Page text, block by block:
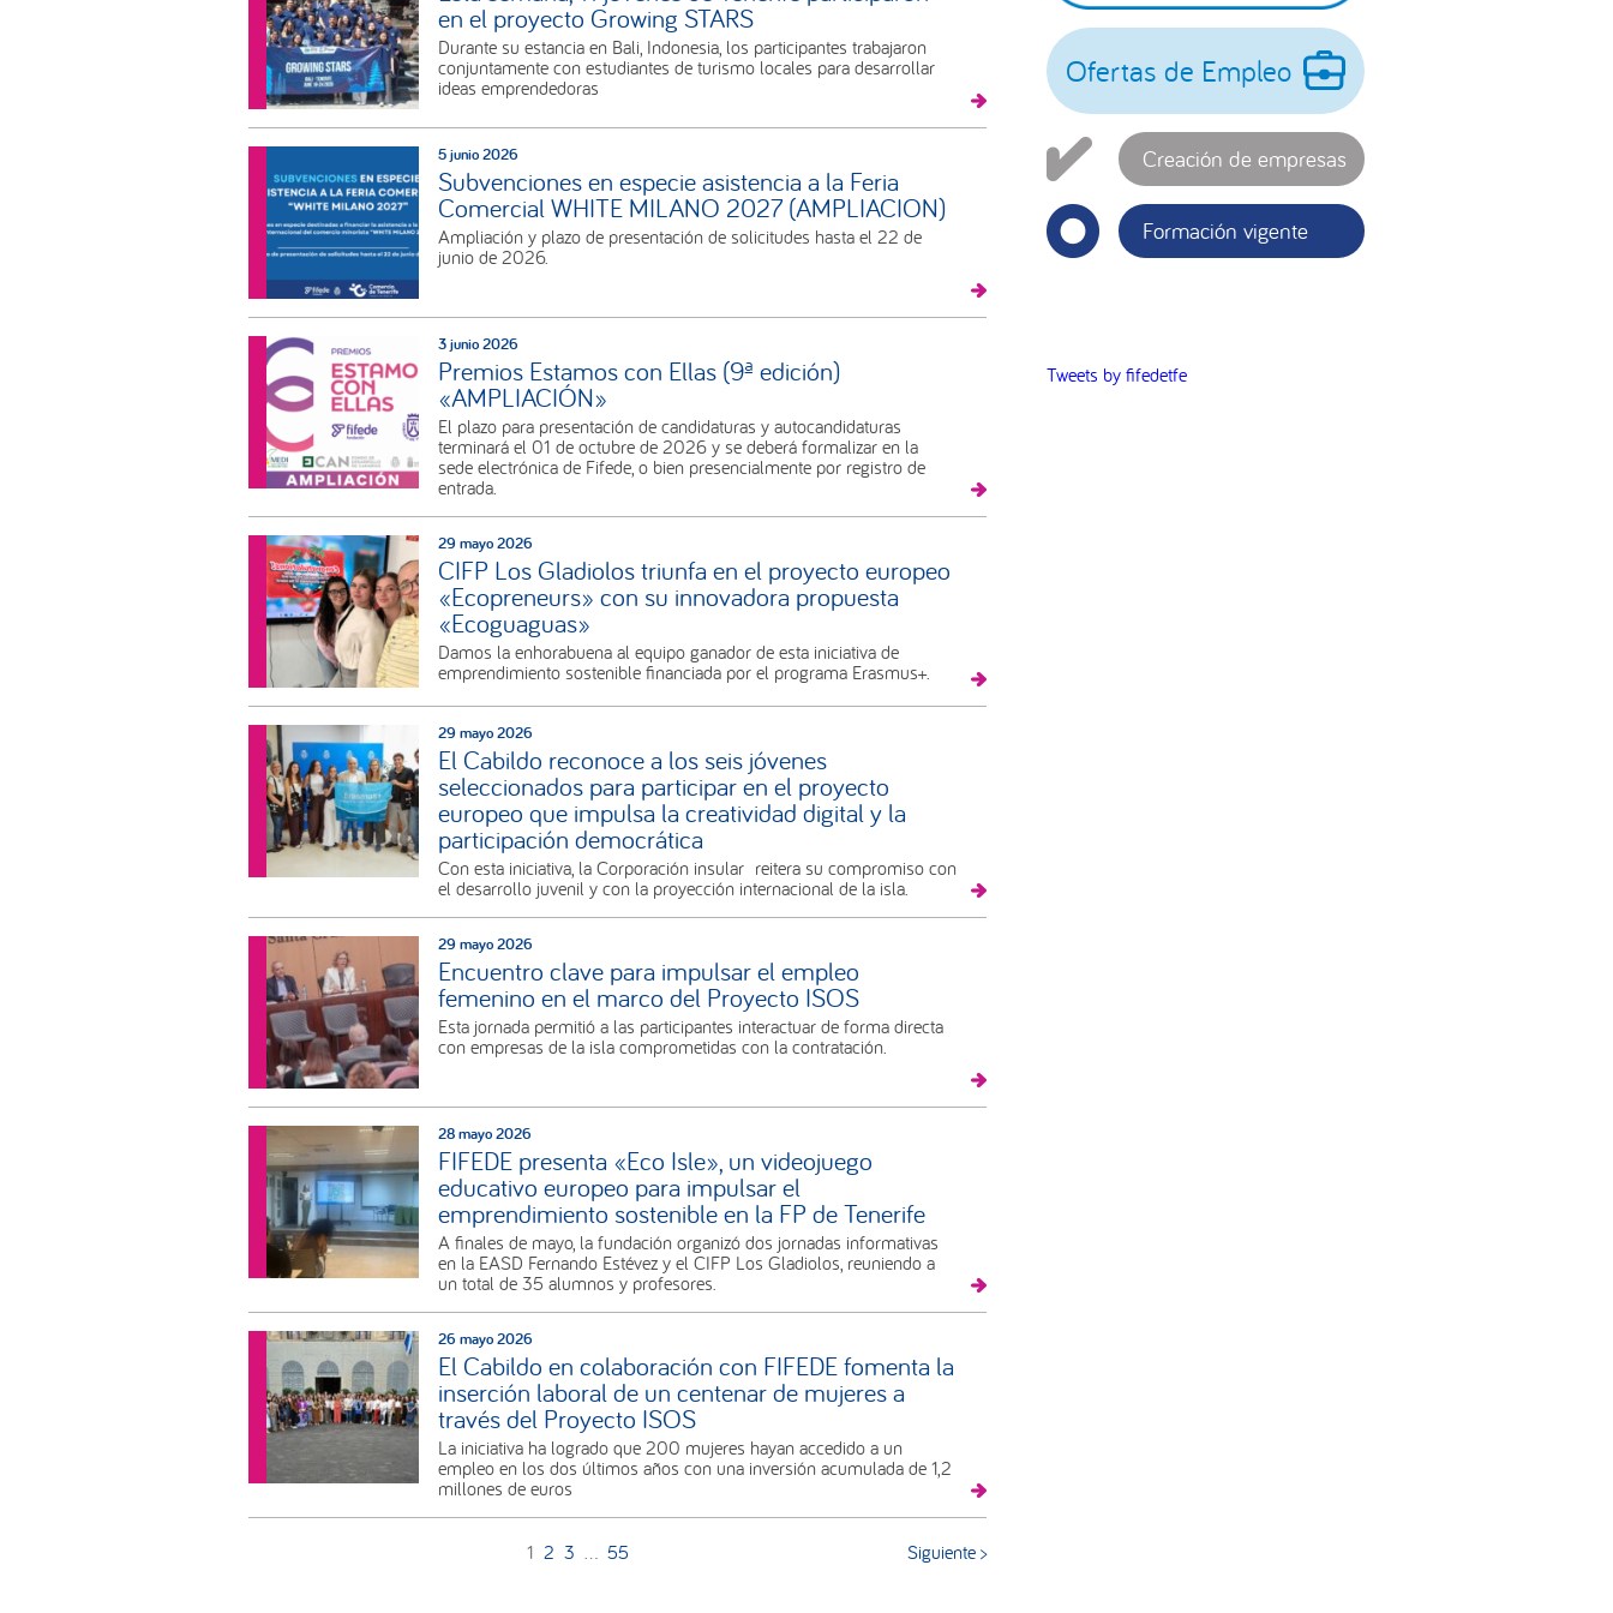
en el proyecto Growing STARS
Durante su estancia en Bali, Indonesia, los participantes trabajaron
conjuntamente con estudiantes de turismo locales para desarrollar
ideas emprendedoras
5 junio 2026
Subvenciones en especie asistencia a la Feria
Comercial WHITE MILANO 2027 (AMPLIACION)
Ampliación y plazo de presentación de solicitudes hasta el 22 de
junio de 2026.
3 junio 2026
Premios Estamos con Ellas (9ª edición)
«AMPLIACIÓN»
El plazo para presentación de candidaturas y autocandidaturas
terminará el 01 de octubre de 2026 y se deberá formalizar en la
sede electrónica de Fifede, o bien presencialmente por registro de
entrada.
29 mayo 2026
CIFP Los Gladiolos triunfa en el proyecto europeo
«Ecopreneurs» con su innovadora propuesta
«Ecoguaguas»
Damos la enhorabuena al equipo ganador de esta iniciativa de
emprendimiento sostenible financiada por el programa Erasmus+.
29 mayo 2026
El Cabildo reconoce a los seis jóvenes
seleccionados para participar en el proyecto
europeo que impulsa la creatividad digital y la
participación democrática
Con esta iniciativa, la Corporación insular reitera su compromiso con
el desarrollo juvenil y con la proyección internacional de la isla.
29 mayo 2026
Encuentro clave para impulsar el empleo
femenino en el marco del Proyecto ISOS
Esta jornada permitió a las participantes interactuar de forma directa
con empresas de la isla comprometidas con la contratación.
28 mayo 2026
FIFEDE presenta «Eco Isle», un videojuego
educativo europeo para impulsar el
emprendimiento sostenible en la FP de Tenerife
A finales de mayo, la fundación organizó dos jornadas informativas
en la EASD Fernando Estévez y el CIFP Los Gladiolos, reuniendo a
un total de 35 alumnos y profesores.
26 mayo 2026
El Cabildo en colaboración con FIFEDE fomenta la
inserción laboral de un centenar de mujeres a
través del Proyecto ISOS
La iniciativa ha logrado que 200 mujeres hayan accedido a un
empleo en los dos últimos años con una inversión acumulada de 1,2
millones de euros
1 2 3 55 Siguiente >
principal
Ofertas de Empleo
Creación de empresas
Formación vigente
Tweets by fifedetfe